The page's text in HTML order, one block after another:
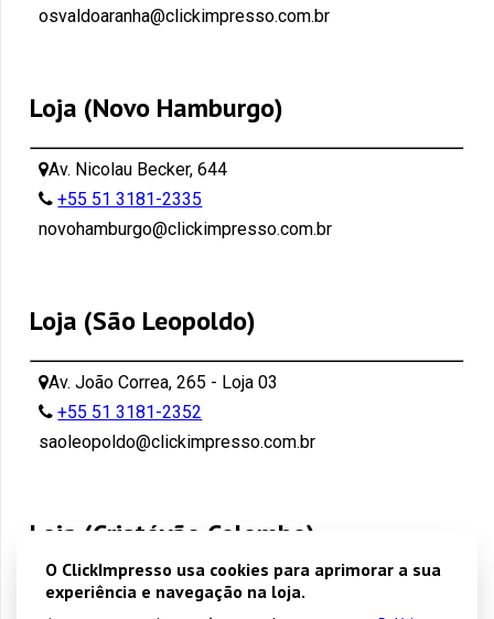
osvaldoaranha@clickimpresso.com.br
Loja (Novo Hamburgo)
Av. Nicolau Becker, 644
+55 51 3181-2335
novohamburgo@clickimpresso.com.br
Loja (São Leopoldo)
Av. João Correa, 265 - Loja 03
+55 51 3181-2352
saoleopoldo@clickimpresso.com.br
Loja (Cristóvão Colombo)
Cristóvão Colombo 2572 - Porto Alegre
O ClickImpresso usa cookies para aprimorar a sua
experiência e navegação na loja.